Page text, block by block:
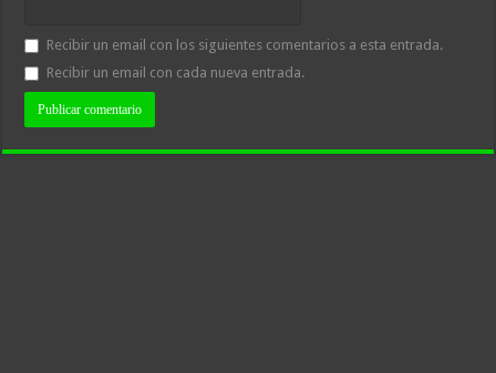
Recibir un email con los siguientes comentarios a esta entrada.
Recibir un email con cada nueva entrada.